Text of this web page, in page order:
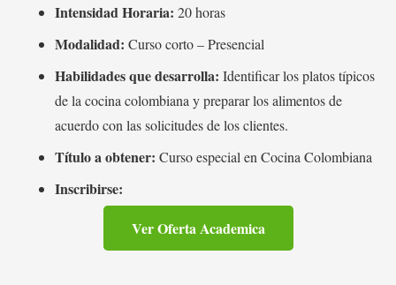
Intensidad Horaria: 20 horas
Modalidad: Curso corto – Presencial
Habilidades que desarrolla: Identificar los platos típicos
de la cocina colombiana y preparar los alimentos de
acuerdo con las solicitudes de los clientes.
Título a obtener: Curso especial en Cocina Colombiana
Inscribirse:
Ver Oferta Academica